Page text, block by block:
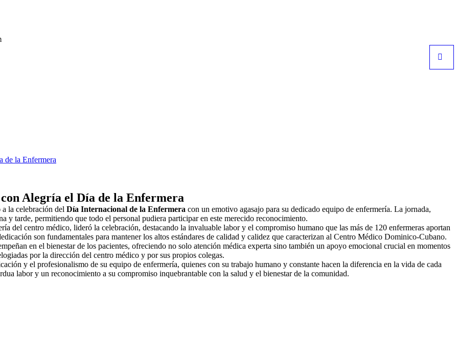
Alegría el Día de la Enfermera
la celebración del Día Internacional de la Enfermera con un emotivo agasajo para su dedicado equipo de enfermería. La jornada,
y tarde, permitiendo que todo el personal pudiera participar en este merecido reconocimiento.
del centro médico, lideró la celebración, destacando la invaluable labor y el compromiso humano que las más de 120 enfermeras aportan
son fundamentales para mantener los altos estándares de calidad y calidez que caracterizan al Centro Médico Dominico-Cubano.
en el bienestar de los pacientes, ofreciendo no solo atención médica experta sino también un apoyo emocional crucial en momentos
por la dirección del centro médico y por sus propios colegas.
y el profesionalismo de su equipo de enfermería, quienes con su trabajo humano y constante hacen la diferencia en la vida de cada
labor y un reconocimiento a su compromiso inquebrantable con la salud y el bienestar de la comunidad.